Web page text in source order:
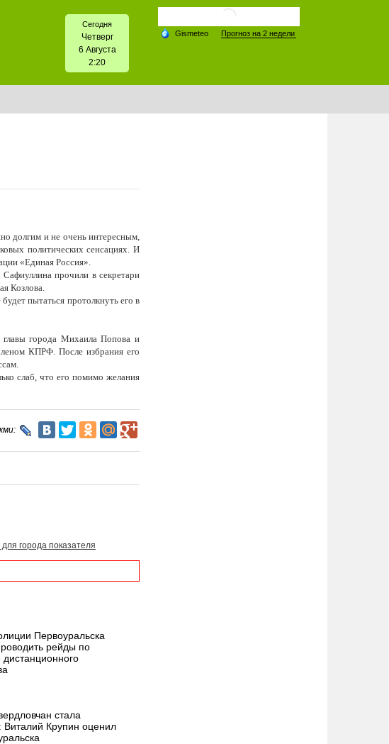
Сегодня
Четверг
6 Августа
2:20
долгим и не очень интересным,
политических сенсациях. И
«Единая Россия».
прочили в секретари
Козлова.
пытаться протолкнуть его в
главы города Михаила Попова и
КПРФ. После избрания его
слаб, что его помимо желания
города показателя
Первоуральска
рейды по
стала
Крупин оценил